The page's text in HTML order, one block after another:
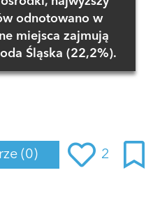
odnotowano w
miejsca zajmują
Śląska (22,2%).
(0) 2